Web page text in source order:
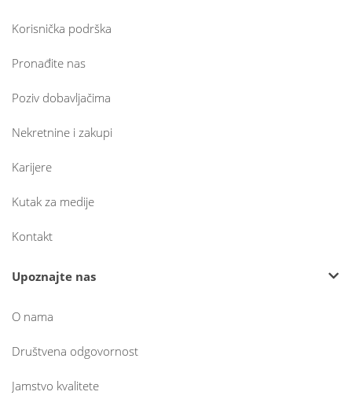
Korisnička podrška
Pronađite nas
Poziv dobavljačima
Nekretnine i zakupi
Karijere
Kutak za medije
Kontakt
Upoznajte nas
O nama
Društvena odgovornost
Jamstvo kvalitete